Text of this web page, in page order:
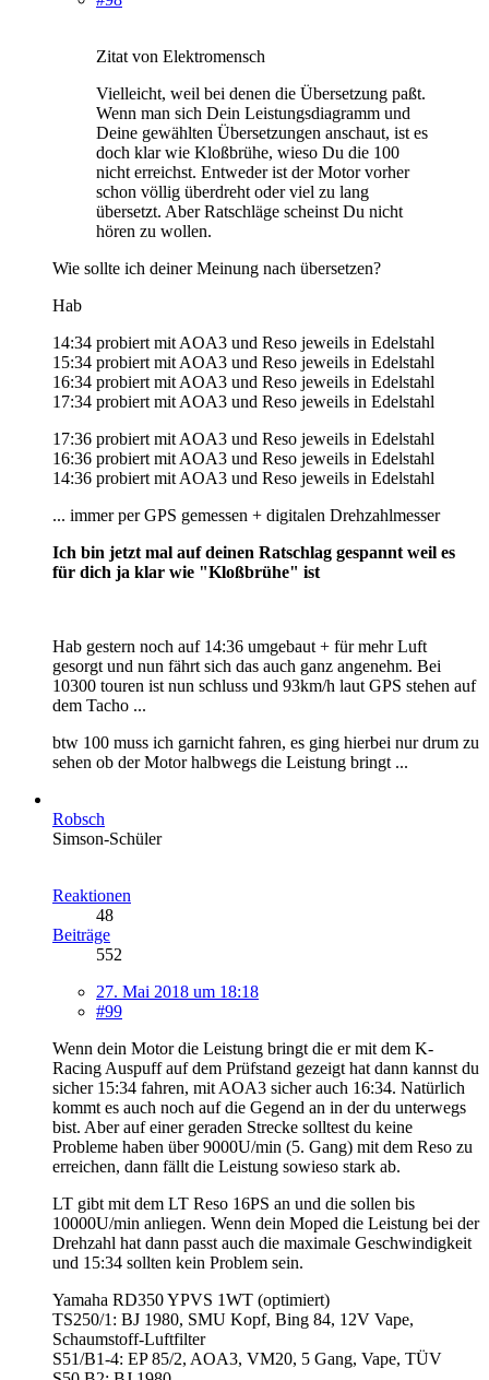
Zitat von Elektromensch
Vielleicht, weil bei denen die Übersetzung paßt.
Wenn man sich Dein Leistungsdiagramm und
Deine gewählten Übersetzungen anschaut, ist es
doch klar wie Kloßbrühe, wieso Du die 100
nicht erreichst. Entweder ist der Motor vorher
schon völlig überdreht oder viel zu lang
übersetzt. Aber Ratschläge scheinst Du nicht
hören zu wollen.
Wie sollte ich deiner Meinung nach übersetzen?
Hab
14:34 probiert mit AOA3 und Reso jeweils in Edelstahl
15:34 probiert mit AOA3 und Reso jeweils in Edelstahl
16:34 probiert mit AOA3 und Reso jeweils in Edelstahl
17:34 probiert mit AOA3 und Reso jeweils in Edelstahl
17:36 probiert mit AOA3 und Reso jeweils in Edelstahl
16:36 probiert mit AOA3 und Reso jeweils in Edelstahl
14:36 probiert mit AOA3 und Reso jeweils in Edelstahl
... immer per GPS gemessen + digitalen Drehzahlmesser
Ich bin jetzt mal auf deinen Ratschlag gespannt weil es
für dich ja klar wie "Kloßbrühe" ist
Hab gestern noch auf 14:36 umgebaut + für mehr Luft
gesorgt und nun fährt sich das auch ganz angenehm. Bei
10300 touren ist nun schluss und 93km/h laut GPS stehen auf
dem Tacho ...
btw 100 muss ich garnicht fahren, es ging hierbei nur drum zu
sehen ob der Motor halbwegs die Leistung bringt ...
Robsch
Simson-Schüler
Reaktionen
48
Beiträge
552
27. Mai 2018 um 18:18
#99
Wenn dein Motor die Leistung bringt die er mit dem K-
Racing Auspuff auf dem Prüfstand gezeigt hat dann kannst du
sicher 15:34 fahren, mit AOA3 sicher auch 16:34. Natürlich
kommt es auch noch auf die Gegend an in der du unterwegs
bist. Aber auf einer geraden Strecke solltest du keine
Probleme haben über 9000U/min (5. Gang) mit dem Reso zu
erreichen, dann fällt die Leistung sowieso stark ab.
LT gibt mit dem LT Reso 16PS an und die sollen bis
10000U/min anliegen. Wenn dein Moped die Leistung bei der
Drehzahl hat dann passt auch die maximale Geschwindigkeit
und 15:34 sollten kein Problem sein.
Yamaha RD350 YPVS 1WT (optimiert)
TS250/1: BJ 1980, SMU Kopf, Bing 84, 12V Vape,
Schaumstoff-Luftfilter
S51/B1-4: EP 85/2, AOA3, VM20, 5 Gang, Vape, TÜV